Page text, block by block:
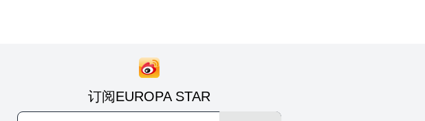
订阅EUROPA STAR